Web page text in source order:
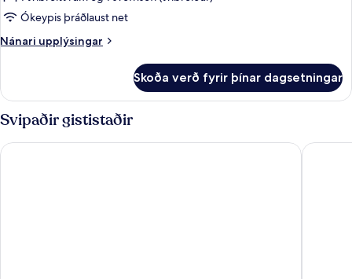
-
viðbygging
Ókeypis þráðlaust net
Nánari upplýsingar
Nánari
-
viðbygging
Skoða verð fyrir þínar dagsetningar
Svipaðir gististaðir
Lincoln House Hotel Future